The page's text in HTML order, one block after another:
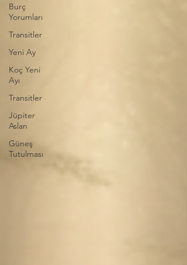
Burç
Yorumları
Transitler
Yeni Ay
Koç Yeni
Ayı
Transitler
Jüpiter
Aslan
Güneş
Tutulması